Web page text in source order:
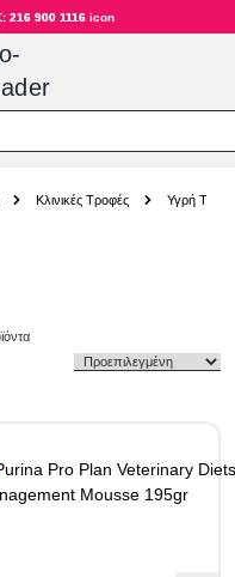
900 1116
Κλινικές Τροφές Υγρή